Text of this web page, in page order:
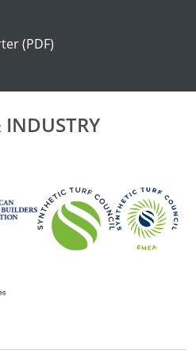
(PDF)
INDUSTRY